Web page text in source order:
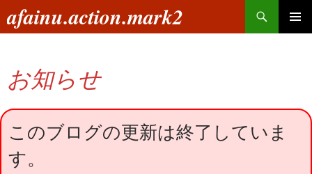
ン
へ
ス
キ
プ
afainu.action.mark2
索
お知らせ
このブログの更新は終了していま
す。